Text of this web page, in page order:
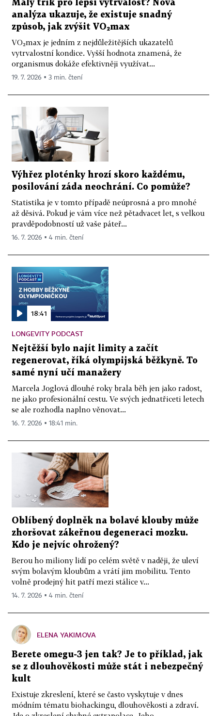
Malý trik pro lepší vytrvalost? Nová
analýza ukazuje, že existuje snadný
způsob, jak zvýšit VO₂max
VO₂max je jedním z nejdůležitějších ukazatelů
vytrvalostní kondice. Vyšší hodnota znamená, že
organismus dokáže efektivněji využívat...
19. 7. 2026 ▪ 3 min. čtení
Výhřez ploténky hrozí skoro každému,
posilování záda neochrání. Co pomůže?
Statistika je v tomto případě neúprosná a pro mnohé
až děsivá. Pokud je vám více než pětadvacet let, s velkou
pravděpodobností už vaše páteř...
16. 7. 2026 ▪ 4 min. čtení
18:41
LONGEVITY PODCAST
Nejtěžší bylo najít limity a začít
regenerovat, říká olympijská běžkyně. To
samé nyní učí manažery
Marcela Joglová dlouhé roky brala běh jen jako radost,
ne jako profesionální cestu. Ve svých jednatřiceti letech
se ale rozhodla naplno věnovat...
16. 7. 2026 ▪ 18:41 min.
Oblíbený doplněk na bolavé klouby může
zhoršovat zákeřnou degeneraci mozku.
Kdo je nejvíc ohrožený?
Berou ho miliony lidí po celém světě v naději, že uleví
svým bolavým kloubům a vrátí jim mobilitu. Tento
volně prodejný hit patří mezi stálice v...
14. 7. 2026 ▪ 4 min. čtení
ELENA YAKIMOVA
Berete omegu-3 jen tak? Je to příklad, jak
se z dlouhověkosti může stát i nebezpečný
kult
Existuje zkreslení, které se často vyskytuje v dnes
módním tématu biohackingu, dlouhověkosti a zdraví.